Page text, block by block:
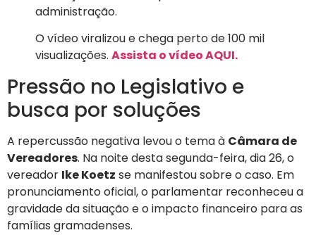
administração.
O vídeo viralizou e chega perto de 100 mil
visualizações. Assista o vídeo AQUI.
Pressão no Legislativo e
busca por soluções
A repercussão negativa levou o tema à Câmara de
Vereadores. Na noite desta segunda-feira, dia 26, o
vereador Ike Koetz se manifestou sobre o caso. Em
pronunciamento oficial, o parlamentar reconheceu a
gravidade da situação e o impacto financeiro para as
famílias gramadenses.